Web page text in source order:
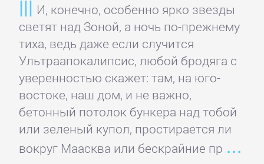
И, конечно, особенно ярко звезды
светят над Зоной, а ночь по-прежнему
тиха, ведь даже если случится
Ультраапокалипсис, любой бродяга с
уверенностью скажет: там, на юго-
востоке, наш дом, и не важно,
бетонный потолок бункера над тобой
или зеленый купол, простирается ли
вокруг Маасква или бескрайние пр
Триллеры
ДЕТЕКТИВЫ
Зарубежные
детективы